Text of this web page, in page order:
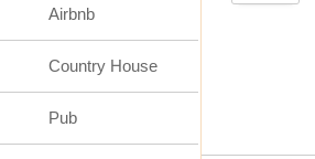
Airbnb
Country House
Pub